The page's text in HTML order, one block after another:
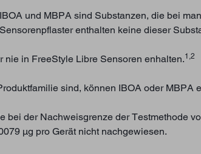
IBOA und MBPA sind Substanzen, die bei
enthalten keine dieser
nie in FreeStyle Libre Sensoren enhalten.1,2
sind, können IBOA oder MBPA
bei der Nachweisgrenze der Testmethode
μg pro Gerät nicht nachgewiesen.